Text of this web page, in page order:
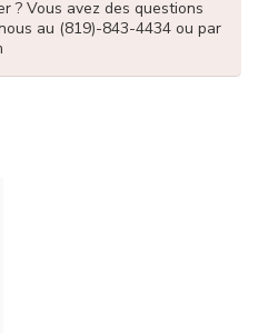
? Vous avez des questions
au (819)-843-4434 ou par